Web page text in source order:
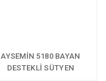
AYSEMİN 5180 BAYAN
DESTEKLİ SÜTYEN